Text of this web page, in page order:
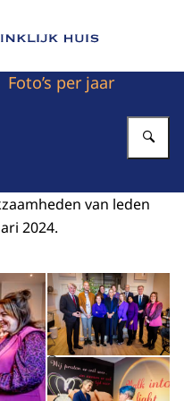
Het Koninklijk Huis
Foto’s per jaar
van leden
2024.
Open de galerij in vergrote
©